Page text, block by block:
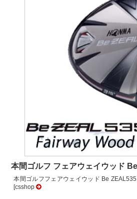
本間ゴルフ フェアウェイウッド
本間ゴルフフェアウェイウッド Be ZEAL535
[csshop